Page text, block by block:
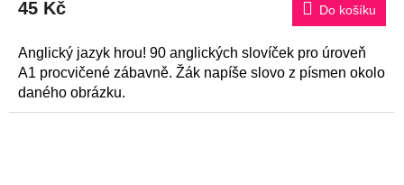
je
5
hvězdiček.
45 Kč Do košíku
Anglický jazyk hrou! 90 anglických slovíček pro úroveň
A1 procvičené zábavně. Žák napíše slovo z písmen okolo
daného obrázku.